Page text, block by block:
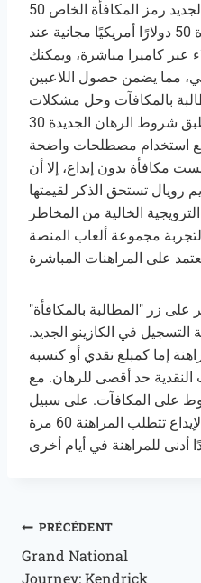
هذا المشروع الجديد رمز المكافأة الخاص 50DREAM، والذي
يمنح اللاعبين الجدد مكافأة 50 دولارًا أمريكيًا مجانية عند
عبر كاميرا مباشرة، ويمكنك
مما يضمن حصول اللاعبين
بالمكافآت وحل مشكلات
العضوية الشائعة. تُطبق شروط الرهان الجديدة 30x على
مع استخدام مصطلحات واضحة
مكافأة بدون إيداع، إلا أن
رويال تستحق الذكر لقيمتها
الخالية من المخاطر
مجموعة ألعاب المنصة
على زر "المطالبة بالمكافأة"
في الكازينو الجديد.
إما كمبلغ نقدي أو كنسبة
النقدية حد أقصى للرهان. مع
على المكافآت. على سبيل
المثال، إذا كانت مكافأة عدم الإيداع تتطلب المراهنة 60 مرة
PRÉCÉDENT
Grand National
Journey: Kendrick